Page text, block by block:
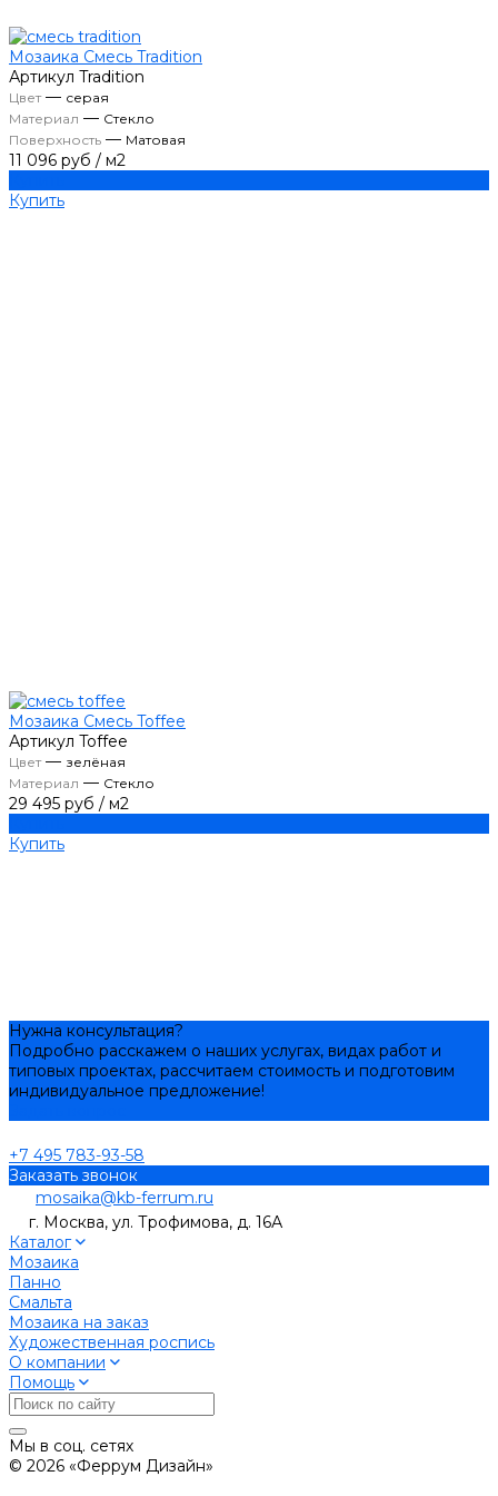
Мозаика Смесь Tradition
Артикул Tradition
Цвет— серая
Материал — Стекло
Поверхность — Матовая
11 096 руб / м2
Купить
Мозаика Смесь Toffee
Артикул Toffee
Цвет— зелёная
Материал — Стекло
29 495 руб / м2
Купить
Нужна консультация?
Подробно расскажем о наших услугах, видах работ и
типовых проектах, рассчитаем стоимость и подготовим
индивидуальное предложение!
+7 495 783-93-58
Заказать звонок
mosaika@kb-ferrum.ru
г. Москва, ул. Трофимова, д. 16А
Каталог
Мозаика
Панно
Смальта
Мозаика на заказ
Художественная роспись
О компании
Помощь
Мы в соц. сетях
© 2026 «Феррум Дизайн»